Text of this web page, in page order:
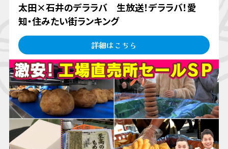
太田×石井のデララバ 生放送！デララバ！愛
知・住みたい街ランキング
詳細はこちら